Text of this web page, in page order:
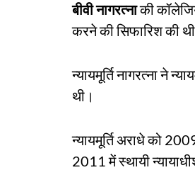
बीवी नागरत्नाकी
करने की सिफारिश की
न्यायमूर्ति नागरत्ना ने
थी।
न्यायमूर्ति अराधे को
2011 में स्थायी